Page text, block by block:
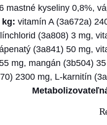
D
i
e
t
s
G
F
mastné kyseliny 0,8%,
kg: vitamín A (3a672a)
(3a808) 3 mg,
(3a841) 50 mg,
mg, mangán (3b504)
2300 mg, L-karnitín